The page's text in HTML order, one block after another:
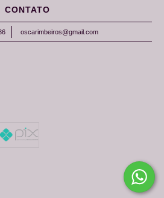
CONTATO
oscarimbeiros@gmail.com